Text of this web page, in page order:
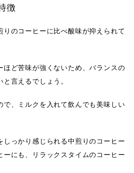
徴
りのコーヒーに比べ酸味が抑えられて
ほど苦味が強くないため、バランスの
言えるでしょう。
で、ミルクを入れて飲んでも美味しい
しっかり感じられる中煎りのコーヒー
ーにも、リラックスタイムのコーヒー